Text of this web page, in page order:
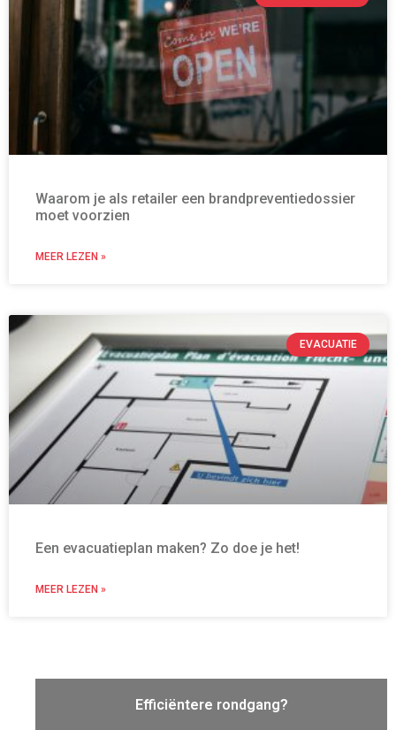
Waarom je als retailer een brandpreventiedossier
moet voorzien
MEER LEZEN »
EVACUATIE
Een evacuatieplan maken? Zo doe je het!
MEER LEZEN »
Efficiëntere rondgang?